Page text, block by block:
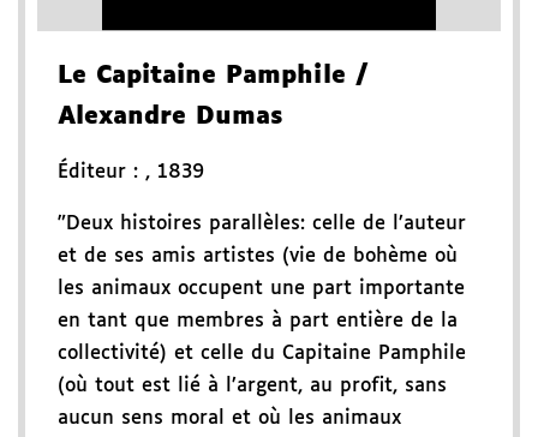
Le Capitaine Pamphile /
Alexandre Dumas
Éditeur : , 1839
"Deux histoires parallèles: celle de l’auteur
et de ses amis artistes (vie de bohème où
les animaux occupent une part importante
en tant que membres à part entière de la
collectivité) et celle du Capitaine Pamphile
(où tout est lié à l’argent, au profit, sans
aucun sens moral et où les animaux